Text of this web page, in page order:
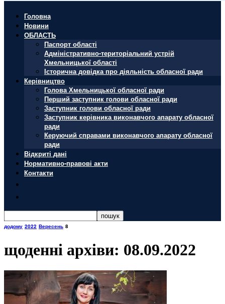
Головна
Новини
ОБЛАСТЬ
Паспорт області
Адміністративно-територіальний устрій
Хмельницької області
Історична довідка про діяльність обласної ради
Керівництво
Голова Хмельницької обласної ради
Перший заступник голови обласної ради
Заступник голови обласної ради
Заступник керівника виконавчого апарату обласної
ради
Керуючий справами виконавчого апарату обласної
ради
Відкриті дані
Нормативно-правові акти
Контакти
додому 2022 Вересень 8
щоденні архіви: 08.09.2022